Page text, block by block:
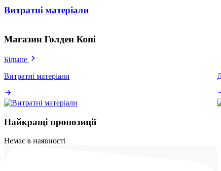
Витратні матеріали
Магазин Голден Копі
Більше
Витратні матеріали
Найкращі пропозиції
Немає в наявності